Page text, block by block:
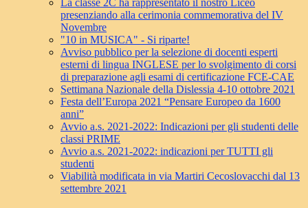
La classe 2C ha rappresentato il nostro Liceo
presenziando alla cerimonia commemorativa del IV
Novembre
"10 in MUSICA" - Si riparte!
Avviso pubblico per la selezione di docenti esperti
esterni di lingua INGLESE per lo svolgimento di corsi
di preparazione agli esami di certificazione FCE-CAE
Settimana Nazionale della Dislessia 4-10 ottobre 2021
Festa dell’Europa 2021 “Pensare Europeo da 1600
anni”
Avvio a.s. 2021-2022: Indicazioni per gli studenti delle
classi PRIME
Avvio a.s. 2021-2022: indicazioni per TUTTI gli
studenti
Viabilità modificata in via Martiri Cecoslovacchi dal 13
settembre 2021